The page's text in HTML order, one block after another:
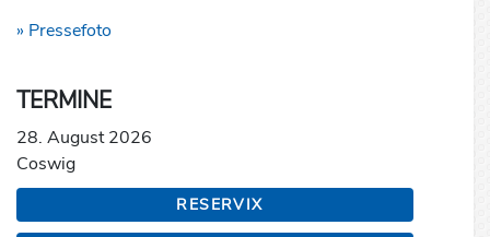
» Pressefoto
TERMINE
28. August 2026
Coswig
RESERVIX